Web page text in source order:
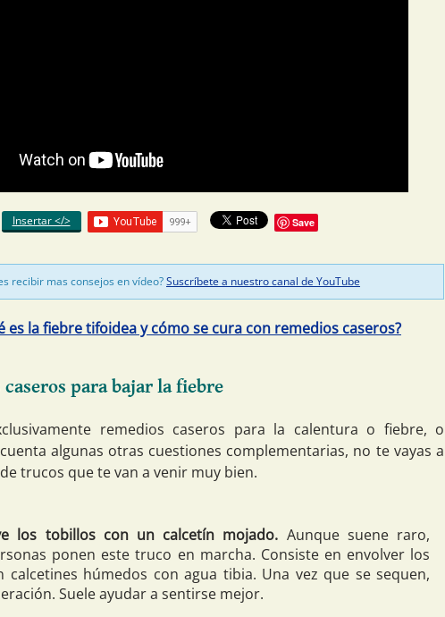
Insertar </> Save
recibir mas consejos en vídeo?Suscríbete a nuestro canal de YouTube
es la fiebre tifoidea y cómo se cura con remedios caseros?
para bajar la fiebre
remedios caseros para la calentura o fiebre, o
algunas otras cuestiones complementarias, no te vayas a
trucos que te van a venir muy bien.
los tobillos con un calcetín mojado. Aunque suene raro,
ponen este truco en marcha. Consiste en envolver los
calcetines húmedos con agua tibia. Una vez que se sequen,
Suele ayudar a sentirse mejor.